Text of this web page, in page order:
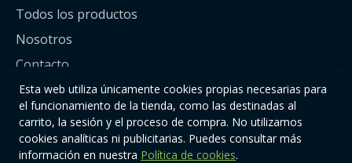
Todos los productos
Nosotros
Contacto
Síguenos
Esta web utiliza únicamente cookies propias necesarias para
el funcionamiento de la tienda, como las destinadas al
carrito, la sesión y el proceso de compra. No utilizamos
cookies analíticas ni publicitarias. Puedes consultar más
información en nuestra Política de cookies.